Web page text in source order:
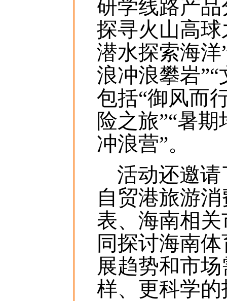
研学线路产
探寻火山高
潜水探索海
浪冲浪攀岩
包括“御风而
险之旅”“暑
冲浪营”。
活动还邀请
自贸港旅游
表、海南相
同探讨海南
展趋势和市
样、更科学